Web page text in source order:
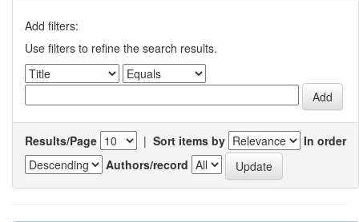
Add filters:
Use filters to refine the search results.
Results/Page | Sort items by
In order
Authors/record